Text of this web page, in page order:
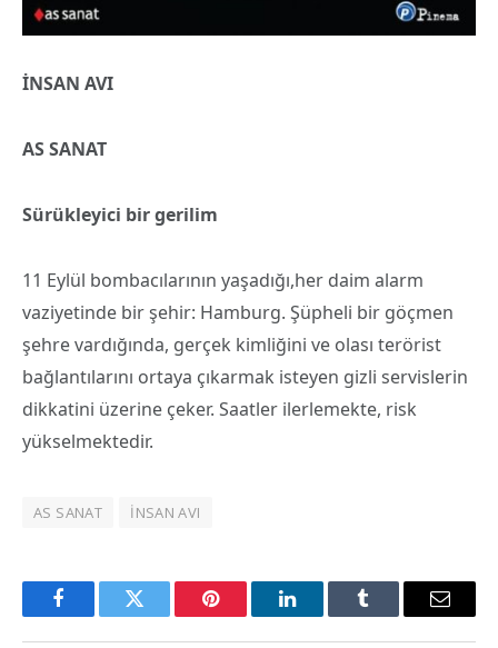
İNSAN AVI
AS SANAT
Sürükleyici bir gerilim
11 Eylül bombacılarının yaşadığı,her daim alarm
vaziyetinde bir şehir: Hamburg. Şüpheli bir göçmen
şehre vardığında, gerçek kimliğini ve olası terörist
bağlantılarını ortaya çıkarmak isteyen gizli servislerin
dikkatini üzerine çeker. Saatler ilerlemekte, risk
yükselmektedir.
AS SANAT İNSAN AVI
FacebookTwitter Pinterest LinkedInTumblr Email